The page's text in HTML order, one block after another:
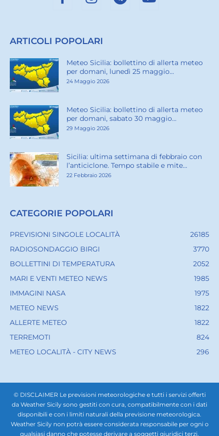
ARTICOLI POPOLARI
Meteo Sicilia: bollettino di allerta meteo
per domani, lunedì 25 maggio...
24 Maggio 2026
Meteo Sicilia: bollettino di allerta meteo
per domani, sabato 30 maggio...
29 Maggio 2026
Sicilia: ultima settimana di febbraio con
l’anticiclone. Tempo stabile e mite...
22 Febbraio 2026
CATEGORIE POPOLARI
PREVISIONI SINGOLE LOCALITÀ
26185
RADIOSONDAGGIO BIRGI
3770
BOLLETTINI DI TEMPERATURA
2052
MARI E VENTI METEO NEWS
1985
IMMAGINI NASA
1975
METEO NEWS
1822
ALLERTE METEO
1822
TERREMOTI
824
METEO LOCALITÀ - CITY NEWS
296
© DISCLAIMER Le previsioni meteorologiche e tutti i servizi offerti
da Weather Sicily sono gestiti con cura, compatibilmente con i dati
disponibili e con i limiti naturali della previsione meteorologica.
Weather Sicily non potrà essere considerata responsabile per ogni o
qualsiasi danno che potesse derivare a soggetti giuridici terzi,